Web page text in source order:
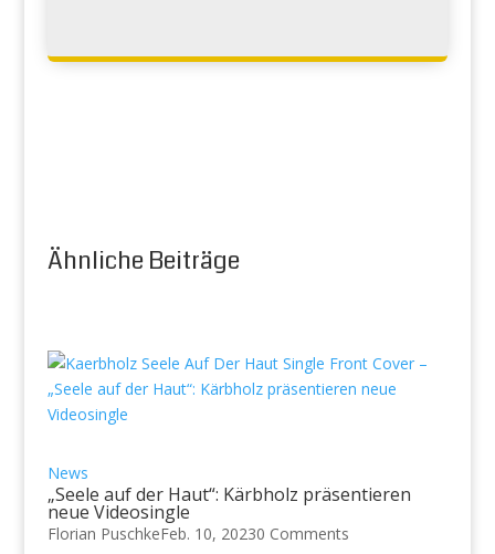
Ähnliche Beiträge
News
„Seele auf der Haut“: Kärbholz präsentieren
neue Videosingle
Florian PuschkeFeb. 10, 20230 Comments